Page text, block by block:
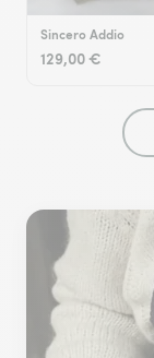
Sincero Addio
129,00 €